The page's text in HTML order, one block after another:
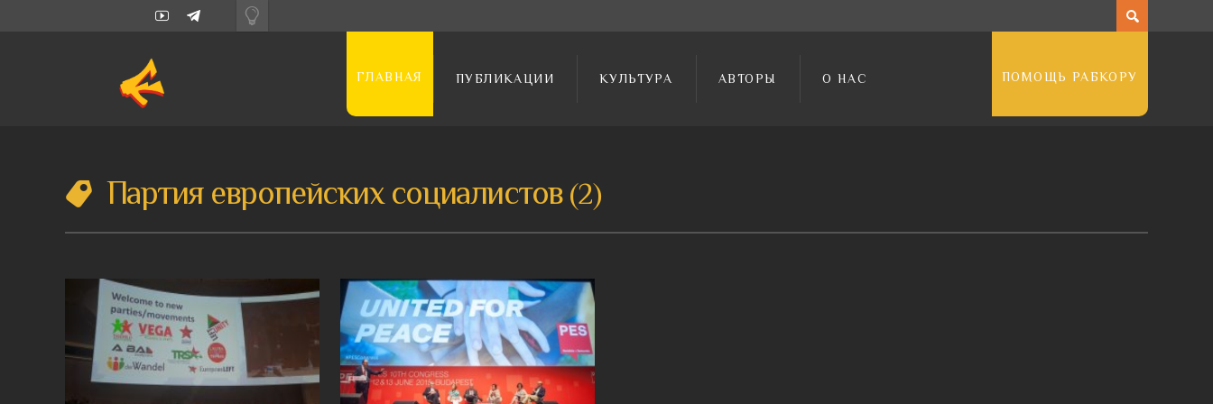
ГЛАВНАЯ ПУБЛИКАЦИИ КУЛЬТУРА АВТОРЫ О НАС ПОМОЩЬ РАБКОРУ
Партия европейских социалистов 2